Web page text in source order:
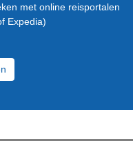
met online reisportalen
Expedia)